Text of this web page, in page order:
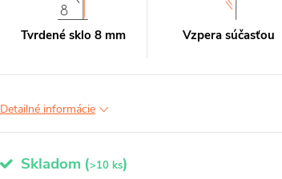
Tvrdené sklo 8 mm Vzpera súčasťou
Detailné informácie
Skladom (>10 ks)